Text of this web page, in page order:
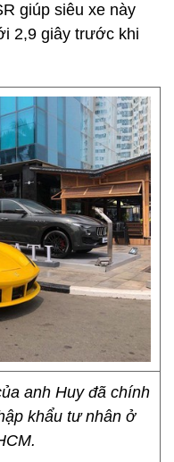
giúp siêu xe này
2,9 giây trước khi
anh Huy đã chính
khẩu tư nhân ở